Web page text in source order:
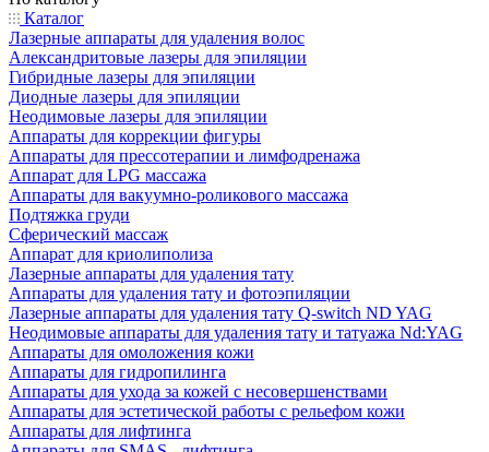
Каталог
Лазерные аппараты для удаления волос
Александритовые лазеры для эпиляции
Гибридные лазеры для эпиляции
Диодные лазеры для эпиляции
Неодимовые лазеры для эпиляции
Аппараты для коррекции фигуры
Аппараты для прессотерапии и лимфодренажа
Аппарат для LPG массажа
Аппараты для вакуумно-роликового массажа
Подтяжка груди
Сферический массаж
Аппарат для криолиполиза
Лазерные аппараты для удаления тату
Аппараты для удаления тату и фотоэпиляции
Лазерные аппараты для удаления тату Q-switch ND YAG
Неодимовые аппараты для удаления тату и татуажа Nd:YAG
Аппараты для омоложения кожи
Аппараты для гидропилинга
Аппараты для ухода за кожей с несовершенствами
Аппараты для эстетической работы с рельефом кожи
Аппараты для лифтинга